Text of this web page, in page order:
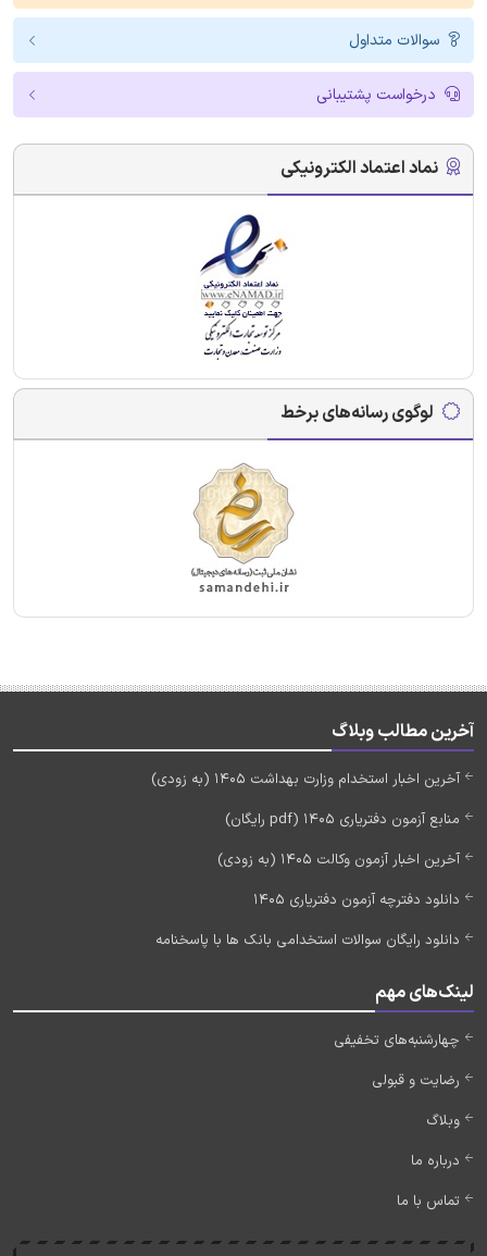
سوالات متداول
درخواست پشتیبانی
نماد اعتماد الکترونیکی
لوگوی رسانه‌های برخط
آخرین مطالب وبلاگ
آخرین اخبار استخدام وزارت بهداشت 1405 (به زودی)
منابع آزمون دفتریاری 1405 (pdf رایگان)
آخرین اخبار آزمون وکالت 1405 (به زودی)
دانلود دفترچه آزمون دفتریاری 1405
دانلود رایگان سوالات استخدامی بانک ها با پاسخنامه
لینک‌های مهم
چهارشنبه‌های تخفیفی
رضایت و قبولی
وبلاگ
درباره ما
تماس با ما